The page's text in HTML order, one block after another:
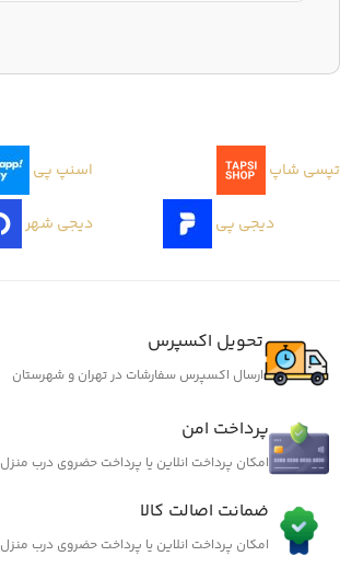
تپسی شاپ اسنپ پی
دیجی پی دیجی شهر
تحویل اکسپرس
ارسال اکسپرس سفارشات در تهران و شهرستان
پرداخت امن
امکان پرداخت انلاین یا پرداخت حضروی درب منزل
ضمانت اصالت کالا
امکان پرداخت انلاین یا پرداخت حضروی درب منزل